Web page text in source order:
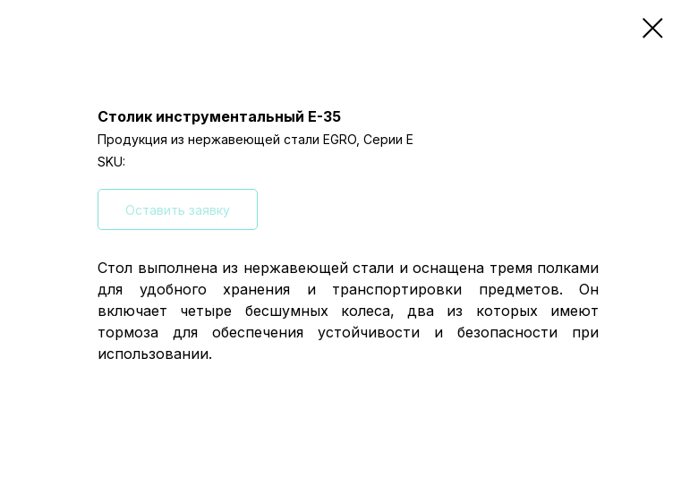
Столик инструментальный Е-35
Продукция из нержавеющей стали EGRO, Серии Е
SKU:
Оставить заявку
Стол выполнена из нержавеющей стали и оснащена тремя полками
для удобного хранения и транспортировки предметов. Он
включает четыре бесшумных колеса, два из которых имеют
тормоза для обеспечения устойчивости и безопасности при
использовании.